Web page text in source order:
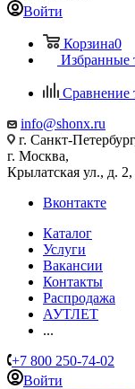
Войти
Корзина0
Избранные
Сравнение
info@shonx.ru
г. Санкт-
г. Москва,
Крылатская ул., д.
Вконтакте
Каталог
Услуги
Вакансии
Контакты
Распродажа
АУТЛЕТ
...
+7 800 250-74-02
Войти